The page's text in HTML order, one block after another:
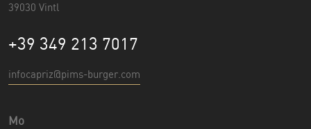
39030 Vintl
+39 349 213 7017
infocapriz@pims-burger.com
Mo